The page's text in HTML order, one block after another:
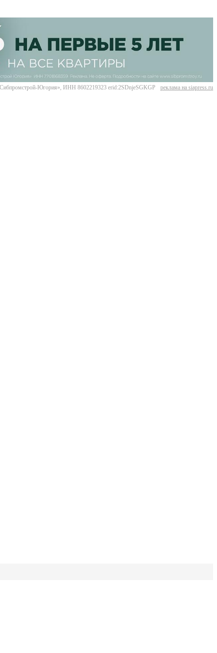
Югория», ИНН 8602219323 erid:2SDnjeSGKGP реклама на siapress.ru